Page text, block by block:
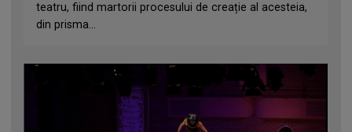
teatru, fiind martorii procesului de creație al acesteia,
din prisma...